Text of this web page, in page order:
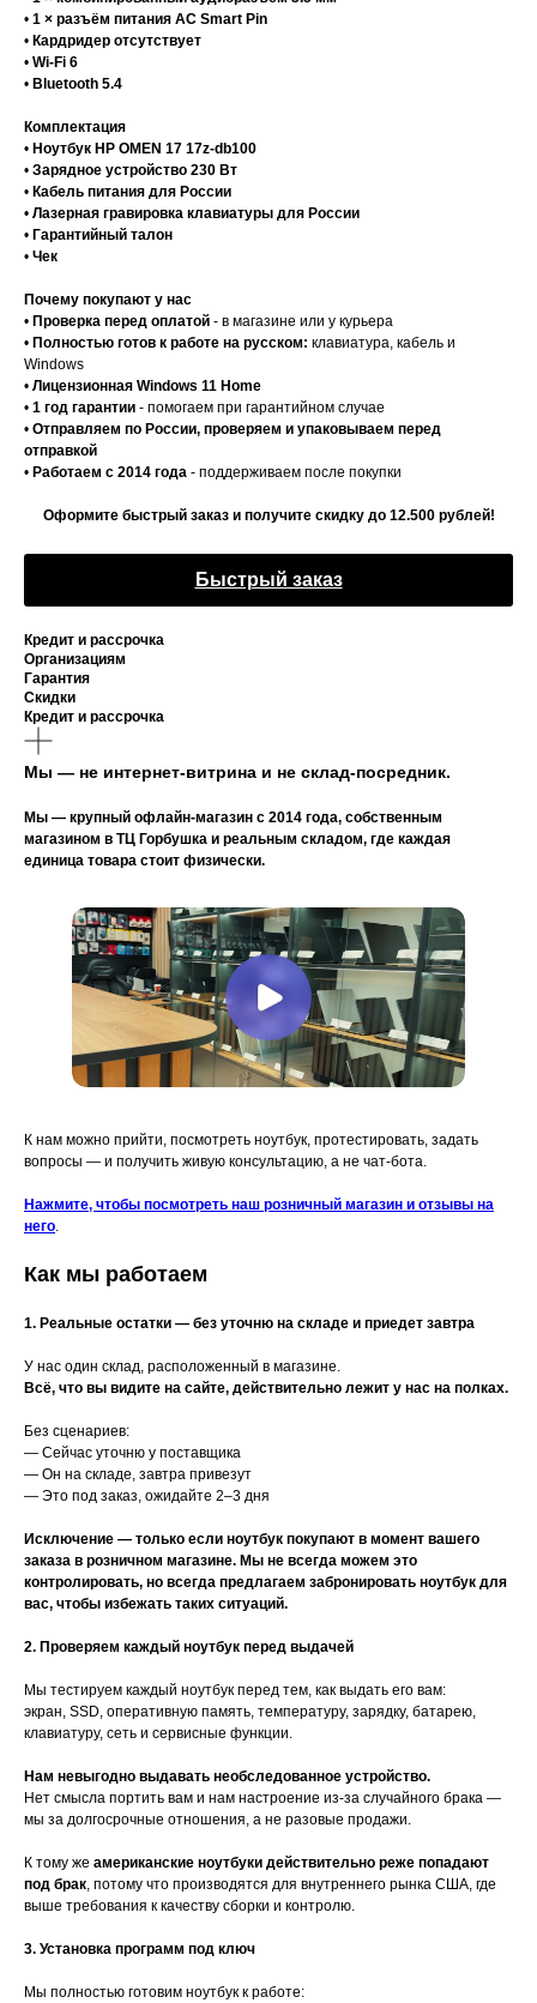
• 1 × разъём питания AC Smart Pin
• Кардридер отсутствует
• Wi-Fi 6
• Bluetooth 5.4
Комплектация
• Ноутбук HP OMEN 17 17z-db100
• Зарядное устройство 230 Вт
• Кабель питания для России
• Лазерная гравировка клавиатуры для России
• Гарантийный талон
• Чек
Почему покупают у нас
• Проверка перед оплатой - в магазине или у курьера
• Полностью готов к работе на русском: клавиатура, кабель и
Windows
• Лицензионная Windows 11 Home
• 1 год гарантии - помогаем при гарантийном случае
• Отправляем по России, проверяем и упаковываем перед
отправкой
• Работаем с 2014 года - поддерживаем после покупки
Оформите быстрый заказ и получите скидку до 12.500 рублей!
Быстрый заказ
Кредит и рассрочка
Организациям
Гарантия
Скидки
Кредит и рассрочка
Мы — не интернет-витрина и не склад-посредник.
Мы — крупный офлайн-магазин с 2014 года, собственным
магазином в ТЦ Горбушка и реальным складом, где каждая
единица товара стоит физически.
К нам можно прийти, посмотреть ноутбук, протестировать, задать
вопросы — и получить живую консультацию, а не чат-бота.
Нажмите, чтобы посмотреть наш розничный магазин и отзывы на
него.
Как мы работаем
1. Реальные остатки — без уточню на складе и приедет завтра
У нас один склад, расположенный в магазине.
Всё, что вы видите на сайте, действительно лежит у нас на полках.
Без сценариев:
— Сейчас уточню у поставщика
— Он на складе, завтра привезут
— Это под заказ, ожидайте 2–3 дня
Исключение — только если ноутбук покупают в момент вашего
заказа в розничном магазине. Мы не всегда можем это
контролировать, но всегда предлагаем забронировать ноутбук для
вас, чтобы избежать таких ситуаций.
2. Проверяем каждый ноутбук перед выдачей
Мы тестируем каждый ноутбук перед тем, как выдать его вам:
экран, SSD, оперативную память, температуру, зарядку, батарею,
клавиатуру, сеть и сервисные функции.
Нам невыгодно выдавать необследованное устройство.
Нет смысла портить вам и нам настроение из-за случайного брака —
мы за долгосрочные отношения, а не разовые продажи.
К тому же американские ноутбуки действительно реже попадают
под брак, потому что производятся для внутреннего рынка США, где
выше требования к качеству сборки и контролю.
3. Установка программ под ключ
Мы полностью готовим ноутбук к работе: